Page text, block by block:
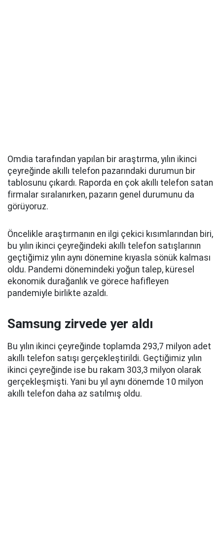
Omdia tarafından yapılan bir araştırma, yılın ikinci
çeyreğinde akıllı telefon pazarındaki durumun bir
tablosunu çıkardı. Raporda en çok akıllı telefon satan
firmalar sıralanırken, pazarın genel durumunu da
görüyoruz.
Öncelikle araştırmanın en ilgi çekici kısımlarından biri,
bu yılın ikinci çeyreğindeki akıllı telefon satışlarının
geçtiğimiz yılın aynı dönemine kıyasla sönük kalması
oldu. Pandemi dönemindeki yoğun talep, küresel
ekonomik durağanlık ve görece hafifleyen
pandemiyle birlikte azaldı.
Samsung zirvede yer aldı
Bu yılın ikinci çeyreğinde toplamda 293,7 milyon adet
akıllı telefon satışı gerçekleştirildi. Geçtiğimiz yılın
ikinci çeyreğinde ise bu rakam 303,3 milyon olarak
gerçekleşmişti. Yani bu yıl aynı dönemde 10 milyon
akıllı telefon daha az satılmış oldu.